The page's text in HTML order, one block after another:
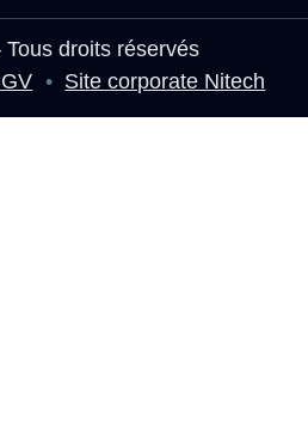
droits réservés
• Site corporate Nitech